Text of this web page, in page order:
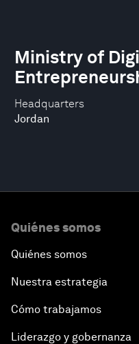
Headquarters
Jordan
Ministry of
Quiénes somos
Quiénes somos
Nuestra estrategia
Cómo trabajamos
Liderazgo y gobernanza